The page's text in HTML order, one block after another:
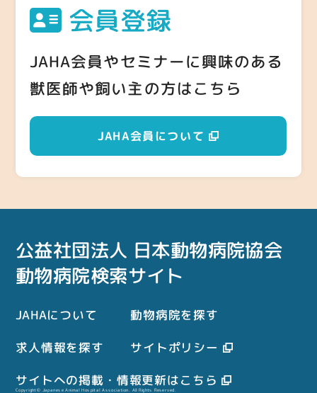
会員登録
JAHA会員やセミナーに興味のある
獣医師や飼い主の方はこちら
JAHA会員について
公益社団法人 日本動物病院協会
動物病院検索サイト
JAHAについて
動物病院を探す
求人情報を探す
サイトポリシー
サイトへの掲載・情報更新はこちら
Copyright© Japanese Animal Hospital Association. All Rights Reserved.